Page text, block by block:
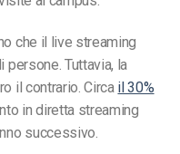
che il live streaming
Tuttavia, la
il contrario. Circa il 30%
in diretta streaming
successivo.